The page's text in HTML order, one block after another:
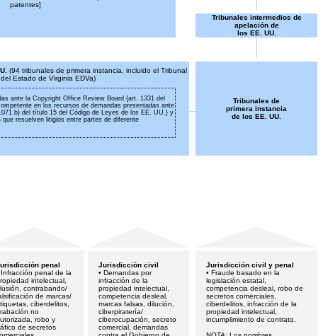
patentes]
Tribunales intermedios de
apelación de
los EE. UU.
(94 tribunales de primera instancia, incluido el Tribunal
Estado de Virginia EDVa)
Tribunales de
primera instancia
de los EE. UU.
ante la Copyright Office Review Board {art. 1331 del
en los recursos de demandas presentadas ante
del título 15 del Código de Leyes de los EE. UU.} y
resuelven litigios entre partes de diferente
penal
Infracción penal de la
intelectual,
contrabando/
de marcas/
ciberdelitos,
no
robo y
de secretos
Jurisdicción civil
• Demandas por
infracción de la
propiedad intelectual,
competencia desleal,
marcas falsas, dilución,
ciberpiratería/
ciberocupación, secreto
comercial, demandas
Jurisdicción civil y penal
• Fraude basado en la
legislación estatal,
competencia desleal, robo de
secretos comerciales,
ciberdelitos, infracción de la
propiedad intelectual,
incumplimiento de contrato.